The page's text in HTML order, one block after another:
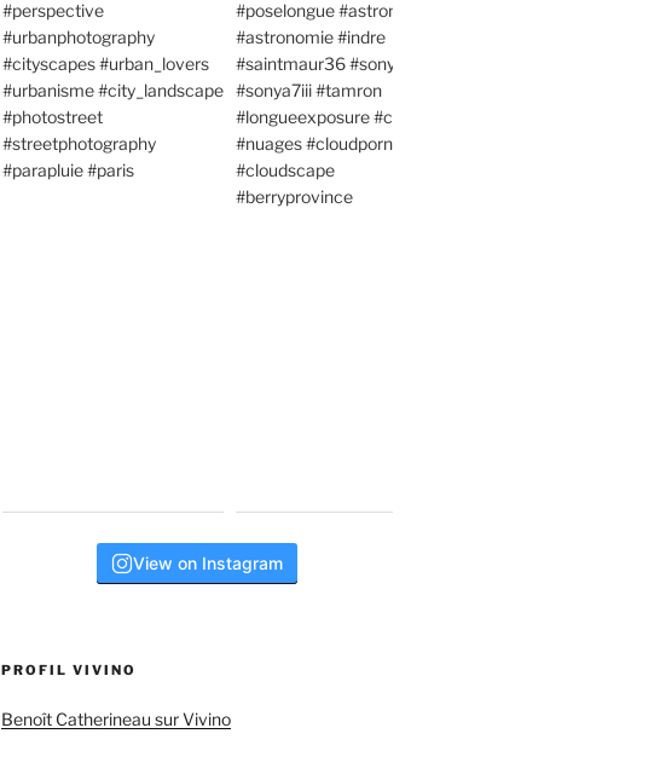
View on Instagram
PROFIL VIVINO
Benoît Catherineau sur Vivino